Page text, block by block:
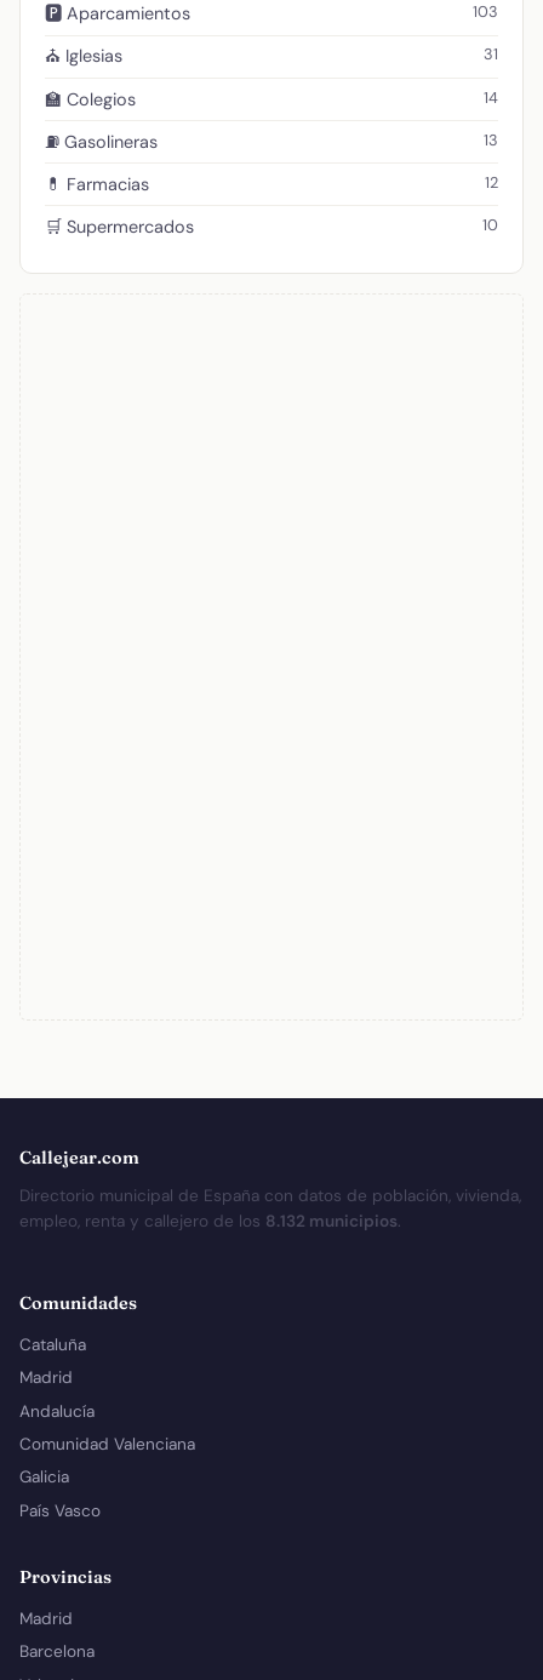
🅿️ Aparcamientos 103
⛪ Iglesias 31
🏫 Colegios 14
⛽ Gasolineras 13
💊 Farmacias 12
🛒 Supermercados 10
Callejear.com
Directorio municipal de España con datos de población, vivienda,
empleo, renta y callejero de los 8.132 municipios.
Comunidades
Cataluña
Madrid
Andalucía
Comunidad Valenciana
Galicia
País Vasco
Provincias
Madrid
Barcelona